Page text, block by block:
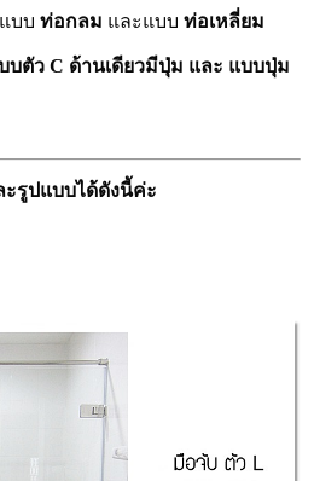
แบบท่อกลม และแบบท่อเหลี่ยม
บตัว C ด้านเดียวมีปุ่ม และ แบบปุ่ม
รูปแบบได้ดังนี้ค่ะ